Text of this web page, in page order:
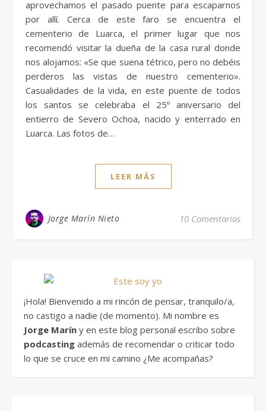
aprovechamos el pasado puente para escaparnos
por allí. Cerca de este faro se encuentra el
cementerio de Luarca, el primer lugar que nos
recomendó visitar la dueña de la casa rural donde
nos alojamos: «Se que suena tétrico, pero no debéis
perderos las vistas de nuestro cementerio».
Casualidades de la vida, en este puente de todos
los santos se celebraba el 25º aniversario del
entierro de Severo Ochoa, nacido y enterrado en
Luarca. Las fotos de…
LEER MÁS
Jorge Marín Nieto 10 Comentarios
¡Hola! Bienvenido a mi rincón de pensar, tranquilo/a,
no castigo a nadie (de momento). Mi nombre es
Jorge Marín y en este blog personal escribo sobre
podcasting además de recomendar o criticar todo
lo que se cruce en mi camino ¿Me acompañas?